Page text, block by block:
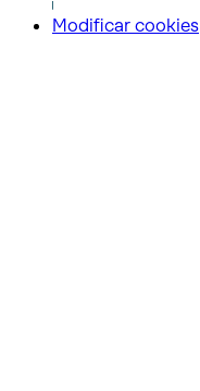
Modificar cookies